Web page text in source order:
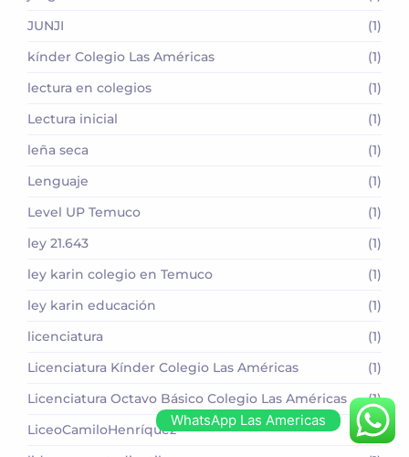
JUNJI
(1)
kínder Colegio Las Américas
(1)
lectura en colegios
(1)
Lectura inicial
(1)
leña seca
(1)
Lenguaje
(1)
Level UP Temuco
(1)
ley 21.643
(1)
ley karin colegio en Temuco
(1)
ley karin educación
(1)
licenciatura
(1)
Licenciatura Kínder Colegio Las Américas
(1)
Licenciatura Octavo Básico Colegio Las Américas
(1)
LiceoCamiloHenríquez
(1)
WhatsApp Las Americas